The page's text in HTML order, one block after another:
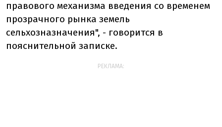
правового механизма введения со временем
прозрачного рынка земель
сельхозназначения", - говорится в
пояснительной записке.
РЕКЛАМА: